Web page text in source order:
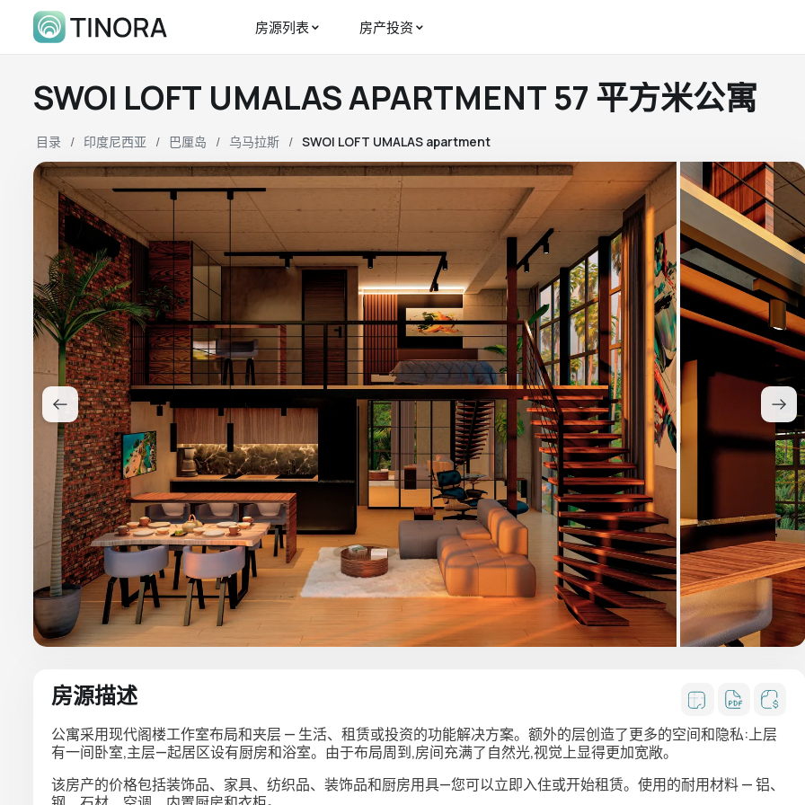
房源列表 房产投资
SWOI LOFT UMALAS APARTMENT 57 平方米公寓
目录 印度尼西亚 巴厘岛 乌马拉斯 SWOI LOFT UMALAS apartment
房源描述
公寓采用现代阁楼工作室布局和夹层 — 生活、租赁或投资的功能解决方案。额外的层创造了更多的空间和隐私:上层
有一间卧室,主层—起居区设有厨房和浴室。由于布局周到,房间充满了自然光,视觉上显得更加宽敞。
该房产的价格包括装饰品、家具、纺织品、装饰品和厨房用具—您可以立即入住或开始租赁。使用的耐用材料 — 铝、